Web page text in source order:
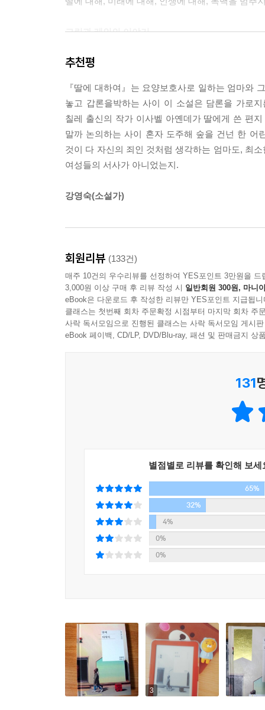
그린과 레인의 이야기
“세상엔 다양한 사람들이 있다며? 각자 살아가는
그런 말이 왜 나한테는 항상 예외인 건데.”
그린과 레인은 화자의 딸과 딸의 연인이 서로
일방적으로 해직한 대학을 상대로 시위를 벌이고
법에 익숙해진 투쟁의 삶을 살고 있다. 하지만 선
귀 기울이지 않는다.
젠의 이야기
화자가 요양원에서 돌보는 노인. 젊은 날 해외에
이제는 치매에 걸려 요양원에 머무르고 있다. “
지금은 충분한 돈을 내고 요양원에 들어왔으나
있다. 평생을 소외된 자들을 돌보는 데 헌신한
투영하는 ‘나’. 이는 ‘늙은 여성’이 한국 사회에서
소설을 쓰는 동안엔 다른 누군가를 이해하는 것
기억도 난다. 그럼에도 내가 아닌 누군가를 향해
추천평
『딸에 대하여』는 요양보호사로 일하는 엄마와
놓고 갑론을박하는 사이 이 소설은 담론을 가로
칠레 출신의 작가 이사벨 아옌데가 딸에게 쓴 편
말까 논의하는 사이 혼자 도주해 숲을 건넌 한 어
것이 다 자신의 죄인 것처럼 생각하는 엄마도, 최
여성들의 서사가 아니었는지.
강영숙(소설가)
회원리뷰 (133건)
매주 10건의 우수리뷰를 선정하여 YES포인트 3만원을 드
3,000원 이상 구매 후 리뷰 작성 시 일반회원 300원, 마니
eBook은 다운로드 후 작성한 리뷰만 YES포인트 지급됩니
클래스는 첫번째 회차 주문확정 시점부터 마지막 회차 주
사락 독서모임으로 진행된 클래스는 사락 독서모임 게시
eBook 페이백, CD/LP, DVD/Blu-ray, 패션 및 판매금지 상
131
별점별로 리뷰를 확인해 보세
65%
32%
4%
0%
0%
3